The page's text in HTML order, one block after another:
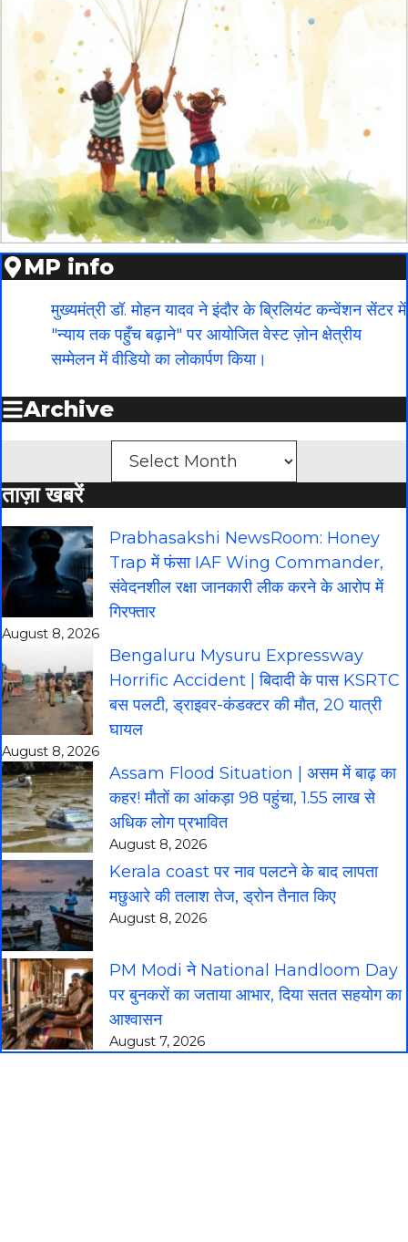
MP info
मुख्यमंत्री डॉ. मोहन यादव ने इंदौर के ब्रिलियंट कन्वेंशन सेंटर में
"न्याय तक पहुँच बढ़ाने" पर आयोजित वेस्ट ज़ोन क्षेत्रीय
सम्मेलन में वीडियो का लोकार्पण किया।
Archive
ताज़ा खबरें
Prabhasakshi NewsRoom: Honey
Trap में फंसा IAF Wing Commander,
संवेदनशील रक्षा जानकारी लीक करने के आरोप में
गिरफ्तार
August 8, 2026
Bengaluru Mysuru Expressway
Horrific Accident | बिदादी के पास KSRTC
बस पलटी, ड्राइवर-कंडक्टर की मौत, 20 यात्री
घायल
August 8, 2026
Assam Flood Situation | असम में बाढ़ का
कहर! मौतों का आंकड़ा 98 पहुंचा, 1.55 लाख से
अधिक लोग प्रभावित
August 8, 2026
Kerala coast पर नाव पलटने के बाद लापता
मछुआरे की तलाश तेज, ड्रोन तैनात किए
August 8, 2026
PM Modi ने National Handloom Day
पर बुनकरों का जताया आभार, दिया सतत सहयोग का
आश्वासन
August 7, 2026